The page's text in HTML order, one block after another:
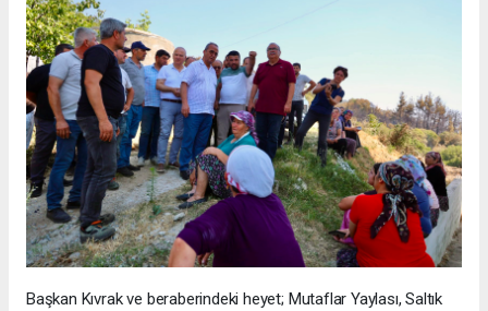
Başkan Kıvrak ve beraberindeki heyet; Mutaflar Yaylası, Saltık